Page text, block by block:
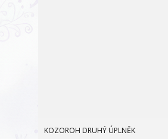
KOZOROH DRUHÝ ÚPLNĚK